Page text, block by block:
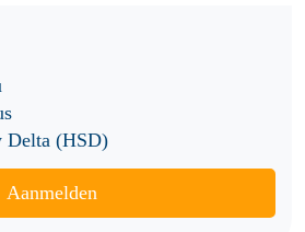
Delta (HSD)
Aanmelden